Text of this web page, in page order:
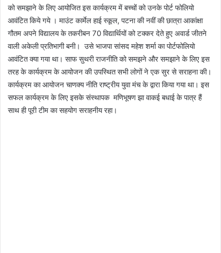
को समझाने के लिए आयोजित इस कार्यक्रम में बच्चों को उनके पोर्ट फोलियो
आवंटित किये गये । माउंट कार्मेल हाई स्कूल, पटना की नवीं की छात्रा आकांक्षा
गौतम अपने विद्यालय के तकरीबन 70 विद्यार्थियों को टक्कर देते हुए अवार्ड जीतने
वाली अकेली प्रतिभागी बनी। उसे भाजपा सांसद महेश शर्मा का पोर्टफोलियो
आवंटित क्या गया था। साफ सुथरी राजनीति को समझने और समझाने के लिए इस
तरह के कार्यक्रम के आयोजन की उपस्थित सभी लोगों ने एक सुर से सराहना की।
कार्यक्रम का आयोजन चाणक्य नीति राष्ट्रीय युवा मंच के द्वारा किया गया था। इस
सफल कार्यक्रम के लिए इसके संस्थापक मणिभूषण झा वाकई बधाई के पात्र हैं
साथ ही पूरी टीम का सहयोग सराहनीय रहा।